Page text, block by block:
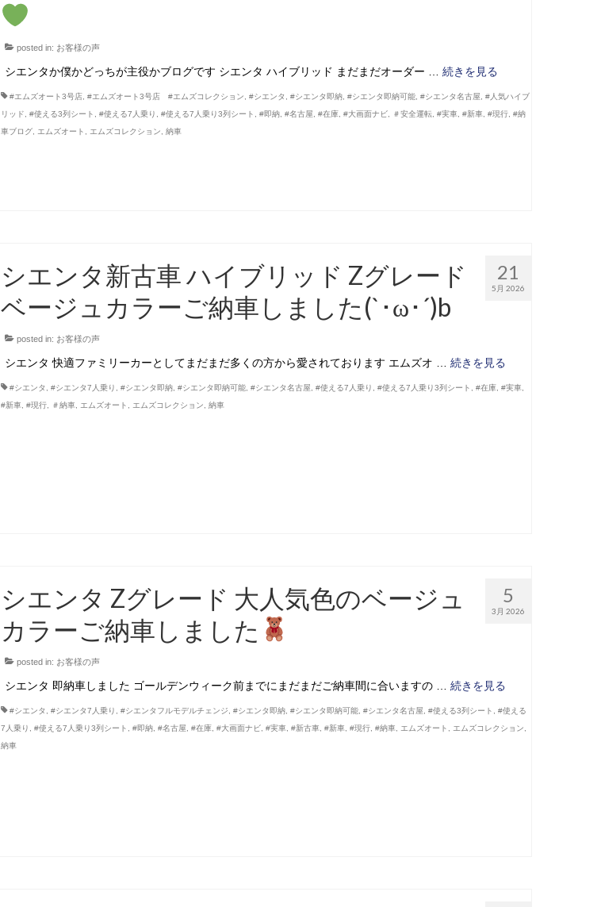
posted in: お客様の声
シエンタか僕かどっちが主役かブログです シエンタ ハイブリッド まだまだオーダー …続きを見る
#エムズオート3号店 ,#エムズオート3号店 #エムズコレクション ,#シエンタ ,#シエンタ即納 ,#シエンタ即納可能 ,#シエンタ名古屋 ,#人気ハイブ
リッド
,#使える3列シート ,#使える7人乗り ,#使える7人乗り3列シート ,#即納 ,#名古屋 ,#在庫 ,#大画面ナビ ＃安全運転 ,#実車 ,#新車 ,#現行 ,#納
車ブログ
エムズオート エムズコレクション ,納車
21
5月 2026
シエンタ新古車 ハイブリッド Zグレード
ベージュカラーご納車しました(`･ω･´)b
posted in: お客様の声
シエンタ 快適ファミリーカーとしてまだまだ多くの方から愛されております エムズオ …続きを見る
#シエンタ ,#シエンタ7人乗り ,#シエンタ即納 ,#シエンタ即納可能 ,#シエンタ名古屋 ,#使える7人乗り ,#使える7人乗り3列シート ,#在庫 ,#実車
#新車
,#現行 ＃納車 エムズオート エムズコレクション ,納車
5
3月 2026
シエンタ Zグレード 大人気色のベージュ
カラーご納車しました
posted in: お客様の声
シエンタ 即納車しました ゴールデンウィーク前までにまだまだご納車間に合いますの …続きを見る
#シエンタ ,#シエンタ7人乗り ,#シエンタフルモデルチェンジ ,#シエンタ即納 ,#シエンタ即納可能 ,#シエンタ名古屋 ,#使える3列シート ,#使える
7人乗り
,#使える7人乗り3列シート ,#即納 ,#名古屋 ,#在庫 ,#大画面ナビ ,#実車 ,#新古車 ,#新車 ,#現行 ,#納車 エムズオート エムズコレクション
納車